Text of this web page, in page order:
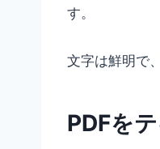
す。
文字は鮮明で
PDFを